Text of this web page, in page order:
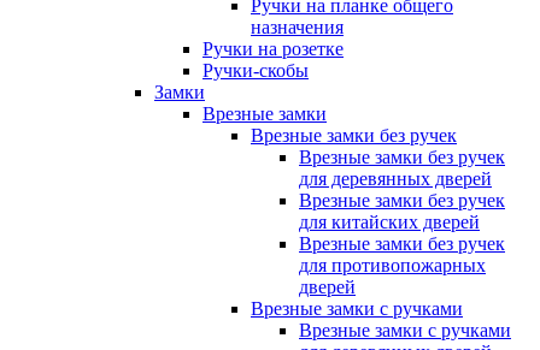
Ручки на планке общего
назначения
Ручки на розетке
Ручки-скобы
Замки
Врезные замки
Врезные замки без ручек
Врезные замки без ручек
для деревянных дверей
Врезные замки без ручек
для китайских дверей
Врезные замки без ручек
для противопожарных
дверей
Врезные замки с ручками
Врезные замки с ручками